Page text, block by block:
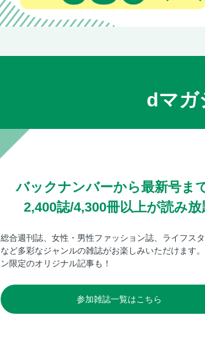
dマガ
バックナンバーから最新号ま
2,400誌/4,300冊以上が読み放
総合週刊誌、女性・男性ファッション誌、ライフス
など多彩なジャンルの雑誌がお楽しみいただけます
ン限定のオリジナル記事も！
参加雑誌一覧はこちら